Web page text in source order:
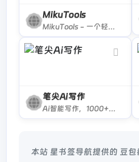
MikuTools
MikuTools - 一个轻量的工具集合
笔尖Ai写作
Ai智能写作，1000+写作模板，轻松原创，拒绝写作焦虑！一款在线Ai写作生成器
本站 星书签导航提供的 豆